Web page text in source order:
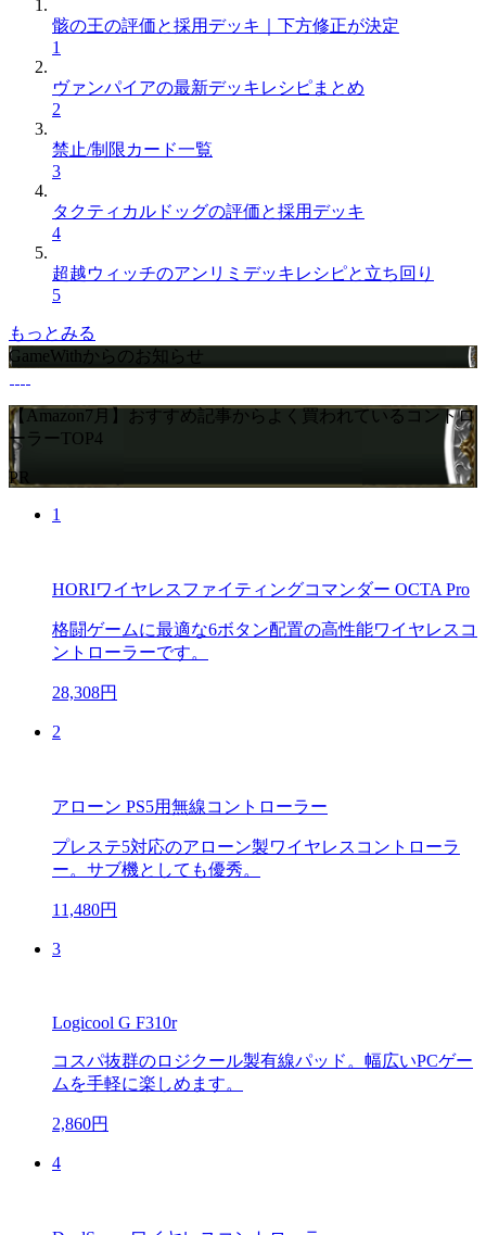
骸の王の評価と採用デッキ｜下方修正が決定
1
ヴァンパイアの最新デッキレシピまとめ
2
禁止/制限カード一覧
3
タクティカルドッグの評価と採用デッキ
4
超越ウィッチのアンリミデッキレシピと立ち回り
5
もっとみる
GameWithからのお知らせ
【Amazon7月】おすすめ記事からよく買われているコントロ
ーラーTOP4
PR
1
HORIワイヤレスファイティングコマンダー OCTA Pro
格闘ゲームに最適な6ボタン配置の高性能ワイヤレスコ
ントローラーです。
28,308円
2
アローン PS5用無線コントローラー
プレステ5対応のアローン製ワイヤレスコントローラ
ー。サブ機としても優秀。
11,480円
3
Logicool G F310r
コスパ抜群のロジクール製有線パッド。幅広いPCゲー
ムを手軽に楽しめます。
2,860円
4